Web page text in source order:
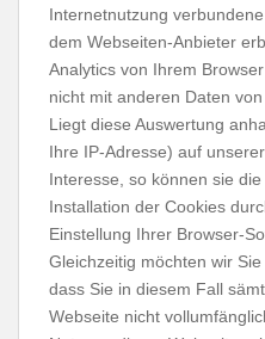
Internetnutzung
dem Webseiten-Anbieter
Analytics von Ihrem
nicht mit anderen Daten
Liegt diese Auswertung
Ihre IP-Adresse) auf
Interesse, so können sie
Installation der Cookies
Einstellung Ihrer Browser-
Gleichzeitig möchten wir
dass Sie in diesem Fall
Webseite nicht